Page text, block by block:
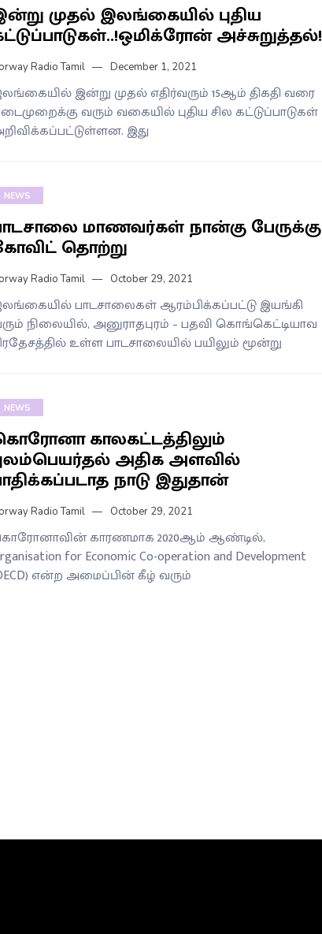
முதல் இலங்கையில் புதிய
அச்சுறுத்தல்!
Radio Tamil December 1, 2021
இன்று முதல் எதிர்வரும் 15ஆம் திகதி வரை
வரும் வகையில் புதிய சில கட்டுப்பாடுகள்
இது
NEWS
மாணவர்கள் நான்கு பேருக்கு
தொற்று
Radio Tamil October 29, 2021
பாடசாலைகள் ஆரம்பிக்கப்பட்டு இயங்கி
நிலையில், அனுராதபுரம் – பதவி கொங்கெட்டியாவ
உள்ள பாடசாலையில் பயிலும் மூன்று
NEWS
காலகட்டத்திலும்
அதிக அளவில்
நாடு இதுதான்
Radio Tamil October 29, 2021
காரணமாக 2020ஆம் ஆண்டில்,
for Economic Co-operation and Development
என்ற அமைப்பின் கீழ் வரும்